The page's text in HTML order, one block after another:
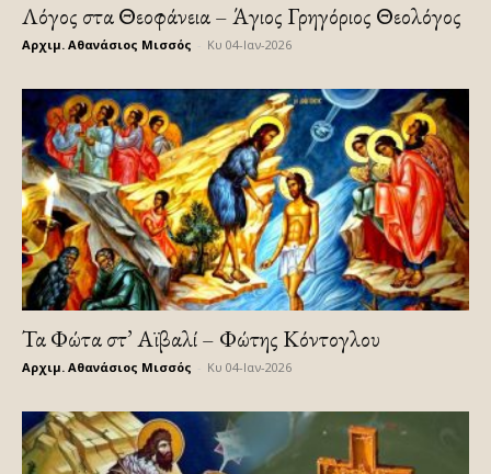
Λόγος στα Θεοφάνεια – Άγιος Γρηγόριος Θεολόγος
Αρχιμ. Αθανάσιος Μισσός Κυ 04-Ιαν-2026
Τα Φώτα στ’ Αϊβαλί – Φώτης Κόντογλου
Αρχιμ. Αθανάσιος Μισσός Κυ 04-Ιαν-2026